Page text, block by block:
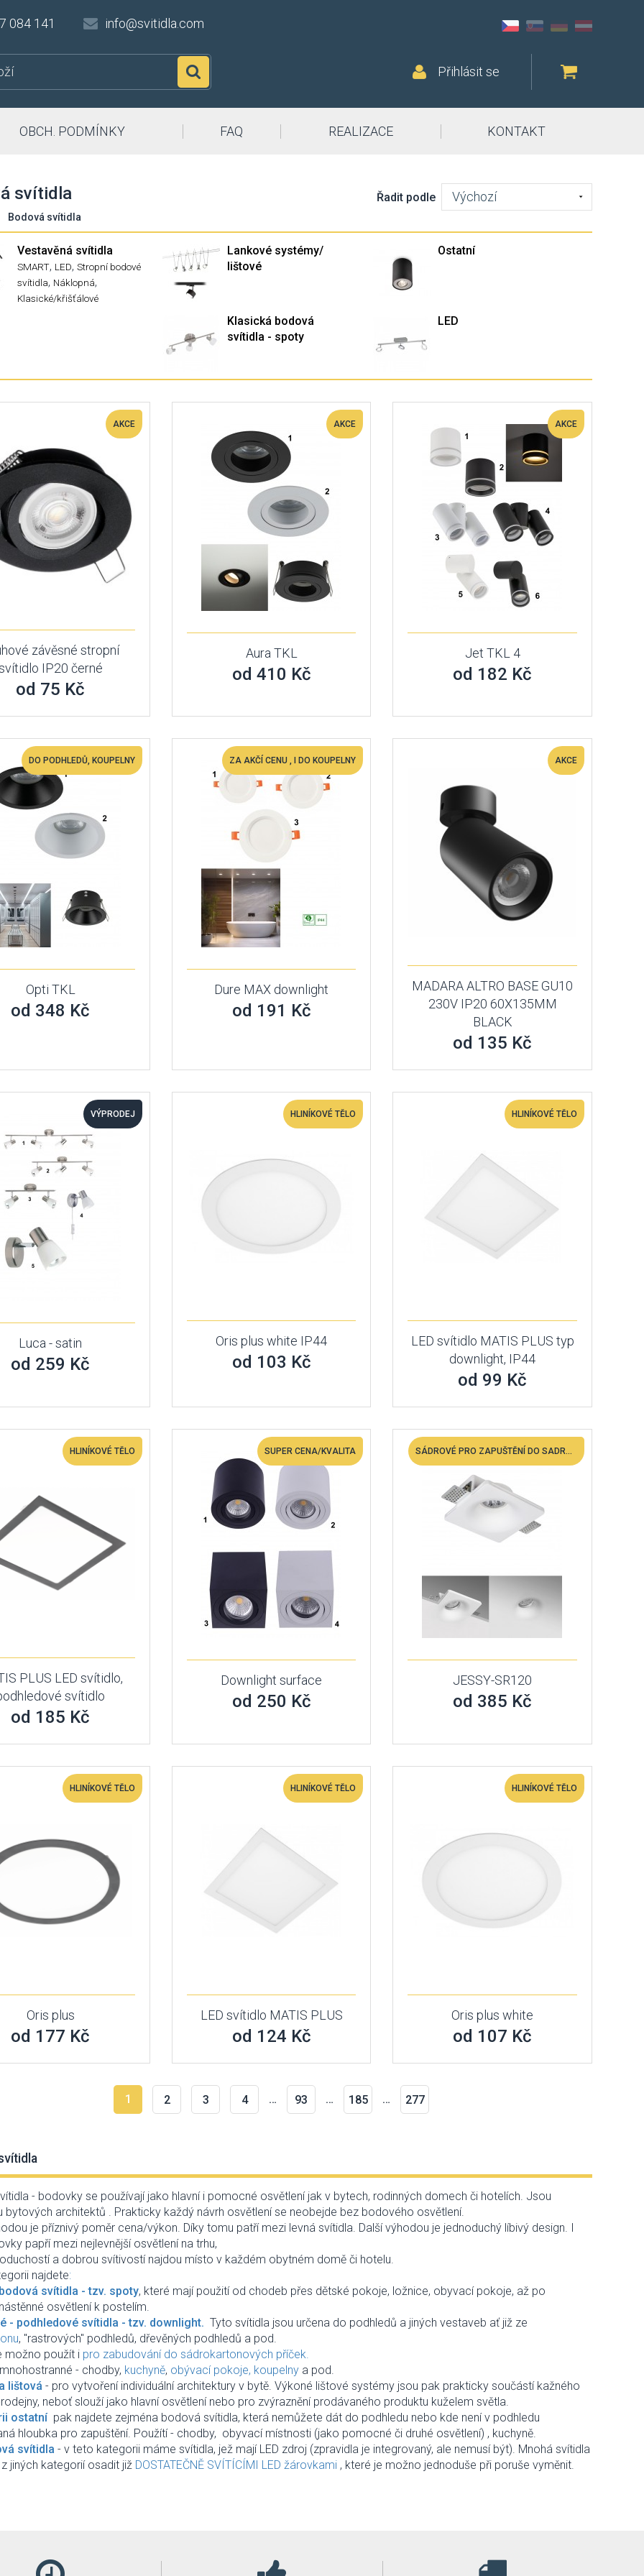
084 141 info@svitidla.com
Přihlásit se
OBCH. PODMÍNKY FAQ REALIZACE KONTAKT
svítidla
Bodová svítidla
Řadit podle Výchozí
Vestavěná svítidla
SMART, LED, Stropní bodové
svítidla, Náklopná,
Klasické/křišťálové
Lankové systémy/
lištové
Ostatní
Klasická bodová
svítidla - spoty
LED
AKCE
závěsné stropní
IP20 černé
od 75 Kč
AKCE
Aura TKL
od 410 Kč
AKCE
Jet TKL 4
od 182 Kč
DO PODHLEDŮ, KOUPELNY
Opti TKL
od 348 Kč
ZA AKČÍ CENU , I DO KOUPELNY
Dure MAX downlight
od 191 Kč
AKCE
MADARA ALTRO BASE GU10
230V IP20 60X135MM
BLACK
od 135 Kč
VÝPRODEJ
Luca - satin
od 259 Kč
HLINÍKOVÉ TĚLO
Oris plus white IP44
od 103 Kč
HLINÍKOVÉ TĚLO
LED svítidlo MATIS PLUS typ
downlight, IP44
od 99 Kč
HLINÍKOVÉ TĚLO
PLUS LED svítidlo,
svítidlo
od 185 Kč
SUPER CENA/KVALITA
Downlight surface
od 250 Kč
SÁDROVÉ PRO ZAPUŠTĚNÍ DO SADROKARTONU
JESSY-SR120
od 385 Kč
HLINÍKOVÉ TĚLO
Oris plus
od 177 Kč
HLINÍKOVÉ TĚLO
LED svítidlo MATIS PLUS
od 124 Kč
HLINÍKOVÉ TĚLO
Oris plus white
od 107 Kč
1 2 3 4 … 93 … 185 … 277
- bodovky se používají jako hlavní i pomocné osvětlení jak v bytech, rodinných domech či hotelích. Jsou
bytových architektů . Prakticky každý návrh osvětlení se neobejde bez bodového osvětlení.
je příznivý poměr cena/výkon. Díky tomu patří mezi levná svítidla. Další výhodou je jednoduchý líbivý design. I
papří mezi nejlevnější osvětlení na trhu,
a dobrou svítivostí najdou místo v každém obytném domě či hotelu.
najdete:
svítidla - tzv. spoty, které mají použití od chodeb přes dětské pokoje, ložnice, obyvací pokoje, až po
osvětlení k postelím.
- podhledové svítidla - tzv. downlight. Tyto svítidla jsou určena do podhledů a jiných vestaveb ať již ze
, "rastrových" podhledů, dřevěných podhledů a pod.
možno použít i pro zabudování do sádrokartonových příček.
- chodby, kuchyně, obývací pokoje, koupelnya pod.
lištová - pro vytvoření individuální architektury v bytě. Výkoné lištové systémy jsou pak prakticky součástí kažného
neboť slouží jako hlavní osvětlení nebo pro zvýraznění prodávaného produktu kuželem světla.
ostatní pak najdete zejména bodová svítidla, která nemůžete dát do podhledu nebo kde není v podhledu
hloubka pro zapuštění. Použítí - chodby, obyvací místnosti (jako pomocné či druhé osvětlení) , kuchyně.
svítidla - v teto kategorii máme svítidla, jež mají LED zdroj (zpravidla je integrovaný, ale nemusí být). Mnohá svítidla
jiných kategorií osadit již DOSTATEČNĚ SVÍTÍCÍMI LED žárovkami , které je možno jednoduše při poruše vyměnit.